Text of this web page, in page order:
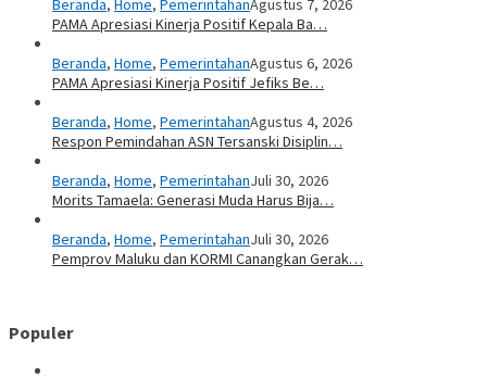
Beranda, Home, PemerintahanAgustus 7, 2026
PAMA Apresiasi Kinerja Positif Kepala Ba…
Beranda, Home, PemerintahanAgustus 6, 2026
PAMA Apresiasi Kinerja Positif Jefiks Be…
Beranda, Home, PemerintahanAgustus 4, 2026
Respon Pemindahan ASN Tersanski Disiplin…
Beranda, Home, PemerintahanJuli 30, 2026
Morits Tamaela: Generasi Muda Harus Bija…
Beranda, Home, PemerintahanJuli 30, 2026
Pemprov Maluku dan KORMI Canangkan Gerak…
Populer